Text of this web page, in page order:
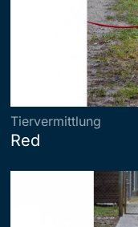
Tiervermittlung
Red